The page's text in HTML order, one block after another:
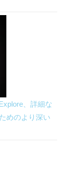
、詳細な
めのより深い